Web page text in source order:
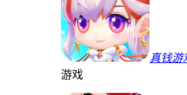
真钱游
游戏